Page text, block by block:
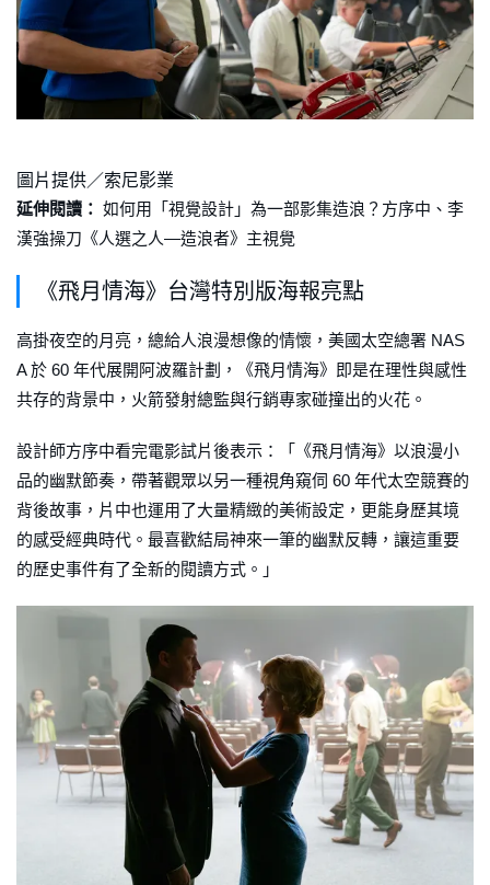
圖片提供／索尼影業
延伸閱讀： 如何用「視覺設計」為一部影集造浪？方序中、李
漢強操刀《人選之人—造浪者》主視覺
《飛月情海》台灣特別版海報亮點
高掛夜空的月亮，總給人浪漫想像的情懷，美國太空總署 NAS
A 於 60 年代展開阿波羅計劃，《飛月情海》即是在理性與感性
共存的背景中，火箭發射總監與行銷專家碰撞出的火花。
設計師方序中看完電影試片後表示：「《飛月情海》以浪漫小
品的幽默節奏，帶著觀眾以另一種視角窺伺 60 年代太空競賽的
背後故事，片中也運用了大量精緻的美術設定，更能身歷其境
的感受經典時代。最喜歡結局神來一筆的幽默反轉，讓這重要
的歷史事件有了全新的閱讀方式。」